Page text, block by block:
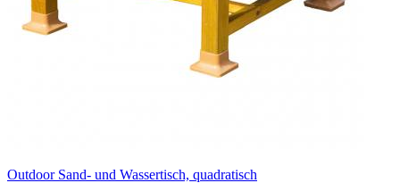
Outdoor Sand- und Wassertisch, quadratisch